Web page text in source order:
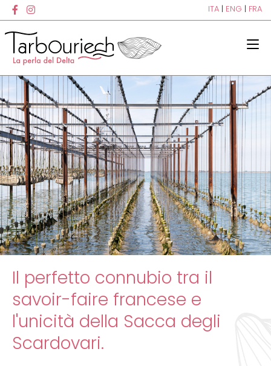
ITA | ENG | FRA
Il perfetto connubio tra il
savoir-faire francese e
l'unicità della Sacca degli
Scardovari.